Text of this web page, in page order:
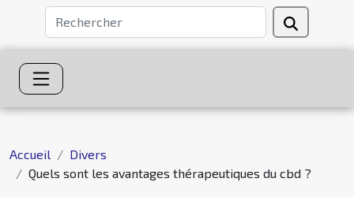
Accueil
Divers
Quels sont les avantages thérapeutiques du cbd ?